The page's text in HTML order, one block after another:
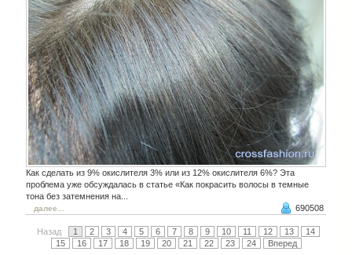
Как сделать из 9% окислителя 3% или из 12% окислителя 6%? Эта
проблема уже обсуждалась в статье «Как покрасить волосы в темные
тона без затемнения на...
далее... 690508
Назад 1 2 3 4 5 6 7 8 9 10 11 12 13
14
15
16 17 18 19 20 21 22 23 24 Вперед